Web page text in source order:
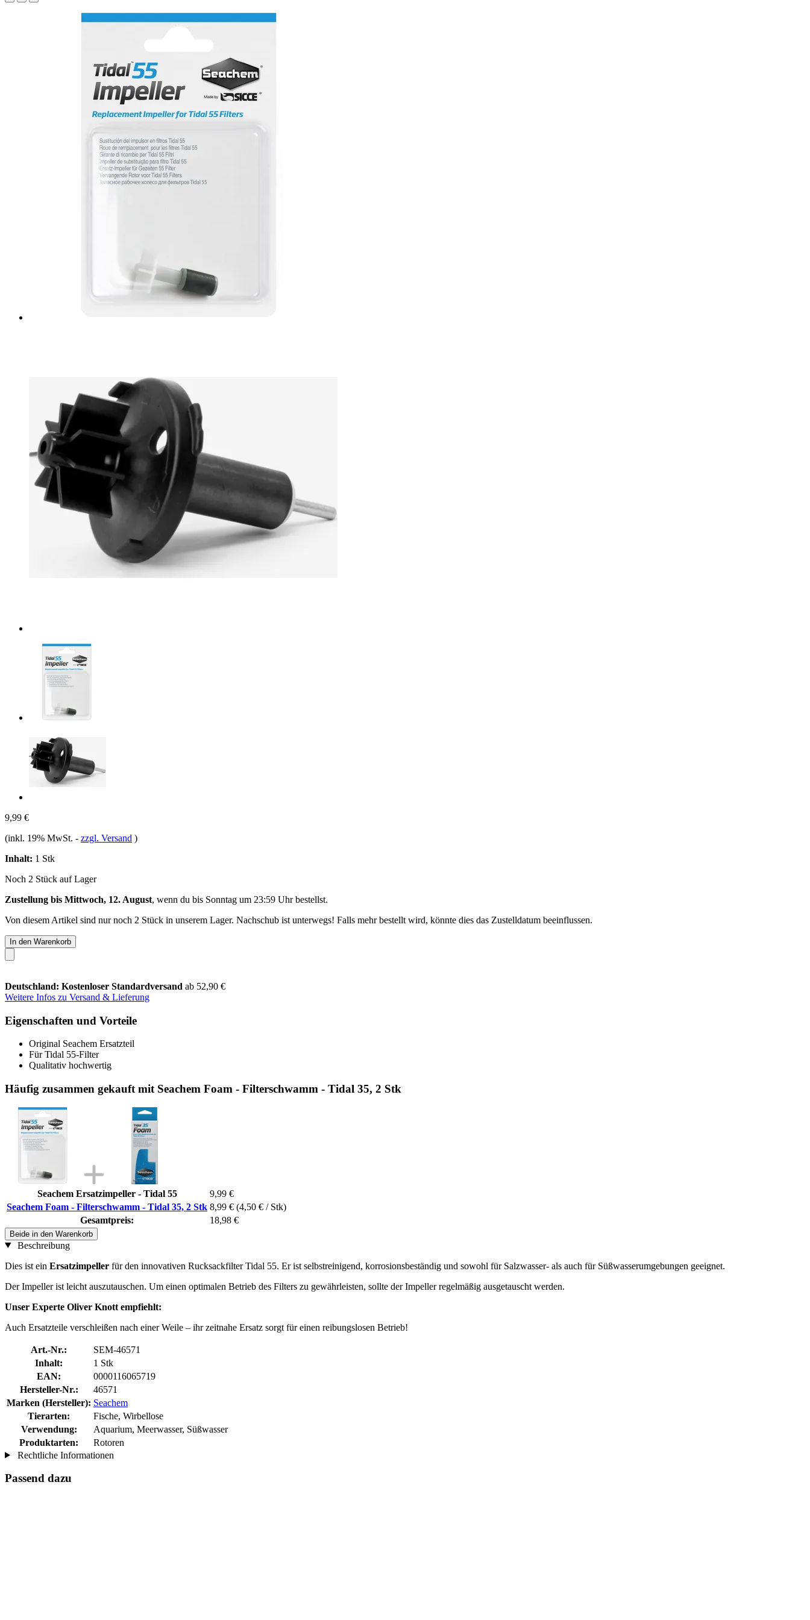
9,99 €
(inkl. 19% MwSt. - zzgl. Versand )
Inhalt: 1 Stk
Noch 2 Stück auf Lager
Zustellung bis Mittwoch, 12. August, wenn du bis Sonntag um 23:59 Uhrbestellst.
Von diesem Artikel sind nur noch 2 Stück in unserem Lager. Nachschub ist unterwegs! Falls mehr bestellt wird, könnte dies das Zustelldatum beeinflussen.
In den Warenkorb
Deutschland: Kostenloser Standardversand ab 52,90 €
Weitere Infos zu Versand & Lieferung
Eigenschaften und Vorteile
Original Seachem Ersatzteil
Für Tidal 55-Filter
Qualitativ hochwertig
Häufig zusammen gekauft mit Seachem Foam - Filterschwamm - Tidal 35, 2 Stk
Seachem Ersatzimpeller - Tidal 55
9,99 €
Seachem Foam - Filterschwamm - Tidal 35, 2 Stk 8,99 € (4,50 € / Stk)
Gesamtpreis:
18,98 €
Beide in den Warenkorb
Beschreibung
Dies ist ein Ersatzimpeller für den innovativen Rucksackfilter Tidal 55. Er ist selbstreinigend, korrosionsbeständig und sowohl für Salzwasser- als auch für Süßwasserumgebungen geeignet.
Der Impeller ist leicht auszutauschen. Um einen optimalen Betrieb des Filters zu gewährleisten, sollte der Impeller regelmäßig ausgetauscht werden.
Unser Experte Oliver Knott empfiehlt:
Auch Ersatzteile verschleißen nach einer Weile – ihr zeitnahe Ersatz sorgt für einen reibungslosen Betrieb!
Art.-Nr.:
SEM-46571
Inhalt:
1 Stk
EAN:
0000116065719
Hersteller-Nr.:
46571
Marken (Hersteller): Seachem
Tierarten:
Fische, Wirbellose
Verwendung:
Aquarium, Meerwasser, Süßwasser
Produktarten:
Rotoren
Rechtliche Informationen
Passend dazu